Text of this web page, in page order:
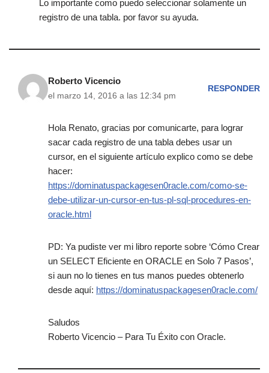
Lo importante como puedo seleccionar solamente un
registro de una tabla. por favor su ayuda.
Roberto Vicencio
el marzo 14, 2016 a las 12:34 pm
RESPONDER
Hola Renato, gracias por comunicarte, para lograr
sacar cada registro de una tabla debes usar un
cursor, en el siguiente artículo explico como se debe
hacer:
https://dominatuspackagesen0racle.com/como-se-
debe-utilizar-un-cursor-en-tus-pl-sql-procedures-en-
oracle.html
PD: Ya pudiste ver mi libro reporte sobre ‘Cómo Crear
un SELECT Eficiente en ORACLE en Solo 7 Pasos’,
si aun no lo tienes en tus manos puedes obtenerlo
desde aquí: https://dominatuspackagesen0racle.com/
Saludos
Roberto Vicencio – Para Tu Éxito con Oracle.